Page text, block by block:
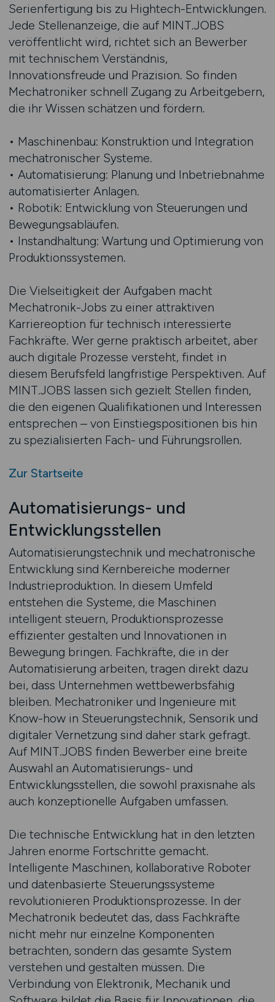
Serienfertigung bis zu Hightech-Entwicklungen.
Jede Stellenanzeige, die auf MINT.JOBS
veröffentlicht wird, richtet sich an Bewerber
mit technischem Verständnis,
Innovationsfreude und Präzision. So finden
Mechatroniker schnell Zugang zu Arbeitgebern,
die ihr Wissen schätzen und fördern.
• Maschinenbau: Konstruktion und Integration
mechatronischer Systeme.
• Automatisierung: Planung und Inbetriebnahme
automatisierter Anlagen.
• Robotik: Entwicklung von Steuerungen und
Bewegungsabläufen.
• Instandhaltung: Wartung und Optimierung von
Produktionssystemen.
Die Vielseitigkeit der Aufgaben macht
Mechatronik-Jobs zu einer attraktiven
Karriereoption für technisch interessierte
Fachkräfte. Wer gerne praktisch arbeitet, aber
auch digitale Prozesse versteht, findet in
diesem Berufsfeld langfristige Perspektiven. Auf
MINT.JOBS lassen sich gezielt Stellen finden,
die den eigenen Qualifikationen und Interessen
entsprechen – von Einstiegspositionen bis hin
zu spezialisierten Fach- und Führungsrollen.
Zur Startseite
Automatisierungs- und
Entwicklungsstellen
Automatisierungstechnik und mechatronische
Entwicklung sind Kernbereiche moderner
Industrieproduktion. In diesem Umfeld
entstehen die Systeme, die Maschinen
intelligent steuern, Produktionsprozesse
effizienter gestalten und Innovationen in
Bewegung bringen. Fachkräfte, die in der
Automatisierung arbeiten, tragen direkt dazu
bei, dass Unternehmen wettbewerbsfähig
bleiben. Mechatroniker und Ingenieure mit
Know-how in Steuerungstechnik, Sensorik und
digitaler Vernetzung sind daher stark gefragt.
Auf MINT.JOBS finden Bewerber eine breite
Auswahl an Automatisierungs- und
Entwicklungsstellen, die sowohl praxisnahe als
auch konzeptionelle Aufgaben umfassen.
Die technische Entwicklung hat in den letzten
Jahren enorme Fortschritte gemacht.
Intelligente Maschinen, kollaborative Roboter
und datenbasierte Steuerungssysteme
revolutionieren Produktionsprozesse. In der
Mechatronik bedeutet das, dass Fachkräfte
nicht mehr nur einzelne Komponenten
betrachten, sondern das gesamte System
verstehen und gestalten müssen. Die
Verbindung von Elektronik, Mechanik und